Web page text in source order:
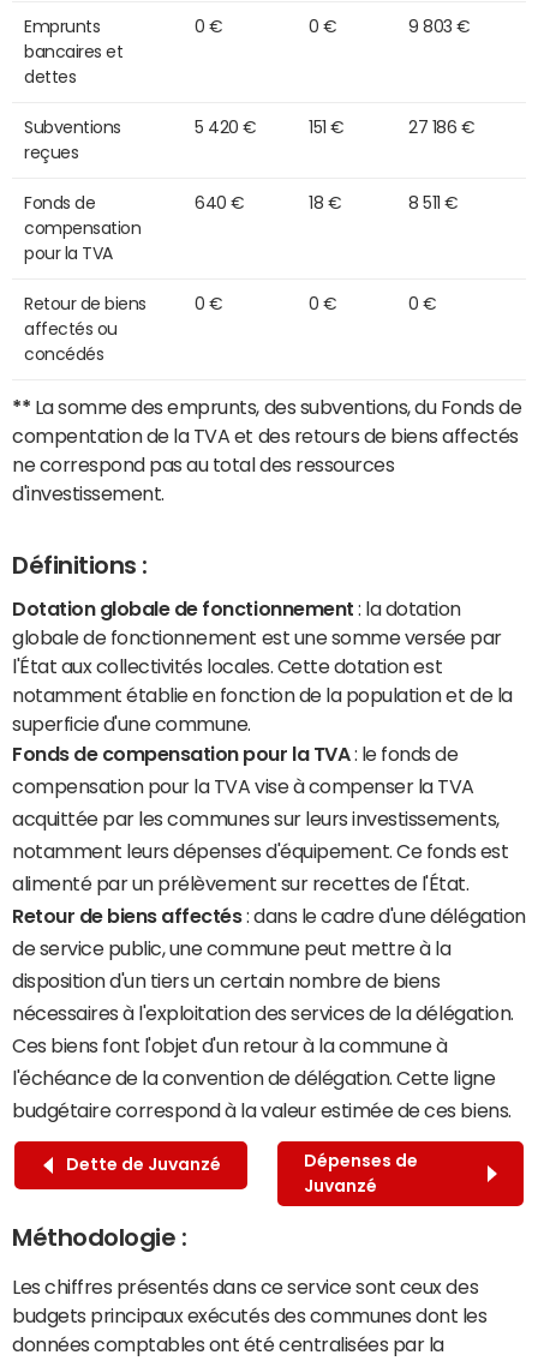
Emprunts
bancaires et
dettes
0 € 0 € 9 803 €
Subventions
reçues
5 420 € 151 € 27 186 €
Fonds de
compensation
pour la TVA
640 € 18 € 8 511 €
Retour de biens
affectés ou
concédés
0 € 0 € 0 €
** La somme des emprunts, des subventions, du Fonds de
compentation de la TVA et des retours de biens affectés
ne correspond pas au total des ressources
d'investissement.
Définitions :
Dotation globale de fonctionnement : la dotation
globale de fonctionnement est une somme versée par
l'État aux collectivités locales. Cette dotation est
notamment établie en fonction de la population et de la
superficie d'une commune.
Fonds de compensation pour la TVA: le fonds de
compensation pour la TVA vise à compenser la TVA
acquittée par les communes sur leurs investissements,
notamment leurs dépenses d'équipement. Ce fonds est
alimenté par un prélèvement sur recettes de l'État.
Retour de biens affectés: dans le cadre d'une délégation
de service public, une commune peut mettre à la
disposition d'un tiers un certain nombre de biens
nécessaires à l'exploitation des services de la délégation.
Ces biens font l'objet d'un retour à la commune à
l'échéance de la convention de délégation. Cette ligne
budgétaire correspond à la valeur estimée de ces biens.
Dette de Juvanzé
Dépenses de
Juvanzé
Méthodologie :
Les chiffres présentés dans ce service sont ceux des
budgets principaux exécutés des communes dont les
données comptables ont été centralisées par la